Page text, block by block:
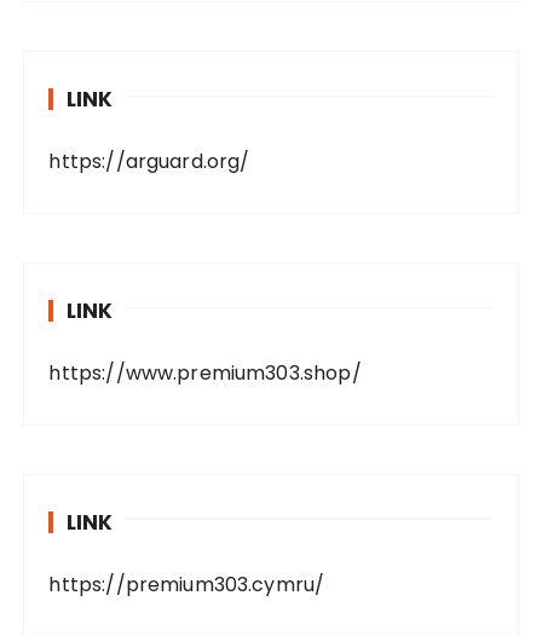
LINK
https://arguard.org/
LINK
https://www.premium303.shop/
LINK
https://premium303.cymru/